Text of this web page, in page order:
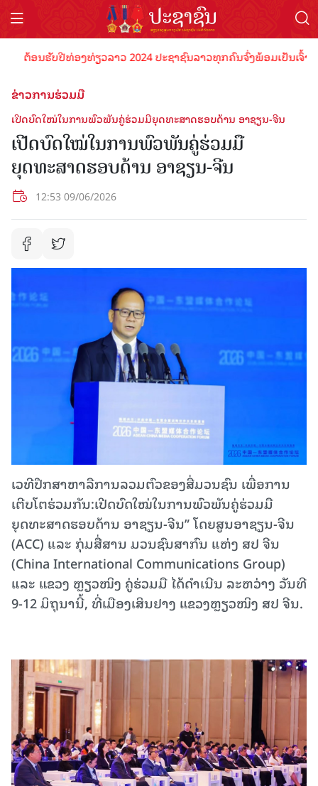
ອນຮັບປີທ່ອງທ່ຽວລາວ 2024 ປະຊາຊົນລາວທຸກຄົນຈົ່ງພ້ອມເປັນເຈົ້າພາ
ຂ່າວການຮ່ວມມື
ເປີດບົດໃໝ່ໃນການພົວພັນຄູ່ຮ່ວມມືຍຸດທະສາດຮອບດ້ານ ອາຊຽນ-ຈີນ
ເປີດບົດໃໝ່ໃນການພົວພັນຄູ່ຮ່ວມມື
ຍຸດທະສາດຮອບດ້ານ ອາຊຽນ-ຈີນ
12:53 09/06/2026
ເວທີປຶກສາຫາລືການລວມຕົວຂອງສື່ມວນຊົນ ເພື່ອການ
ເຕີບໂຕຮ່ວມກັນ:ເປີດບົດໃໝ່ໃນການພົວພັນຄູ່ຮ່ວມມື
ຍຸດທະສາດຮອບດ້ານ ອາຊຽນ-ຈີນ” ໂດຍສູນອາຊຽນ-ຈີນ
(ACC) ແລະ ກຸ່ມສື່ສານ ມວນຊົນສາກົນ ແຫ່ງ ສປ ຈີນ
(China International Communications Group)
ແລະ ແຂວງ ຫຼຽວໜິງ ຄູ່ຮ່ວມມື ໄດ້ດໍາເນີນ ລະຫວ່າງ ວັນທີ
9-12 ມິຖຸນານີ້, ທີ່ເມືອງເສິນຢາງ ແຂວງຫຼຽວໜິງ ສປ ຈີນ.